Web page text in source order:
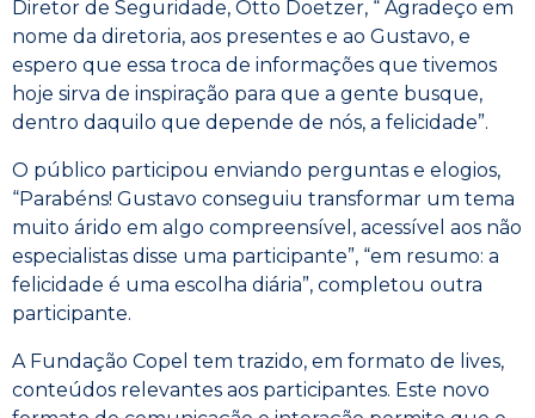
Diretor de Seguridade, Otto Doetzer, “ Agradeço em
nome da diretoria, aos presentes e ao Gustavo, e
espero que essa troca de informações que tivemos
hoje sirva de inspiração para que a gente busque,
dentro daquilo que depende de nós, a felicidade”.
O público participou enviando perguntas e elogios,
“Parabéns! Gustavo conseguiu transformar um tema
muito árido em algo compreensível, acessível aos não
especialistas disse uma participante”, “em resumo: a
felicidade é uma escolha diária”, completou outra
participante.
A Fundação Copel tem trazido, em formato de lives,
conteúdos relevantes aos participantes. Este novo